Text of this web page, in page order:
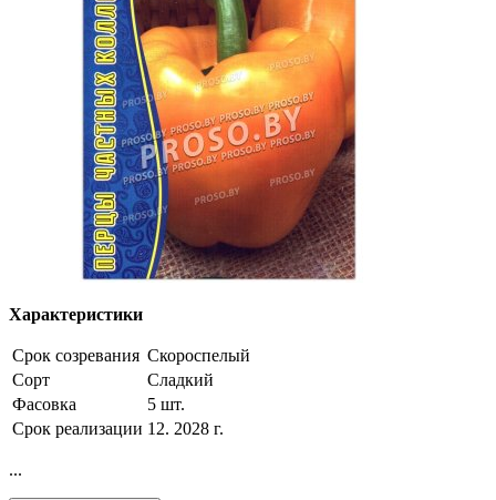
Характеристики
Срок созревания Скороспелый
Сорт
Сладкий
Фасовка
5 шт.
Срок реализации 12. 2028 г.
...